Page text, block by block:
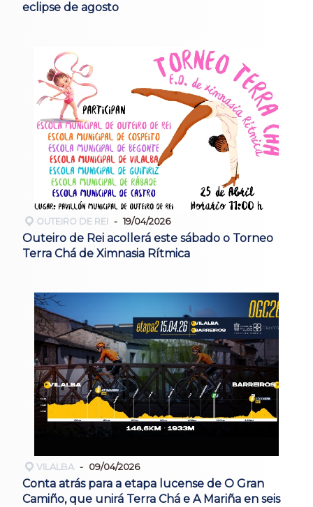
eclipse de agosto
OUTEIRO DE REI 19/04/2026
Outeiro de Rei acollerá este sábado o Torneo
Terra Chá de Ximnasia Rítmica
VILALBA 09/04/2026
Conta atrás para a etapa lucense de O Gran
Camiño, que unirá Terra Chá e A Mariña en seis